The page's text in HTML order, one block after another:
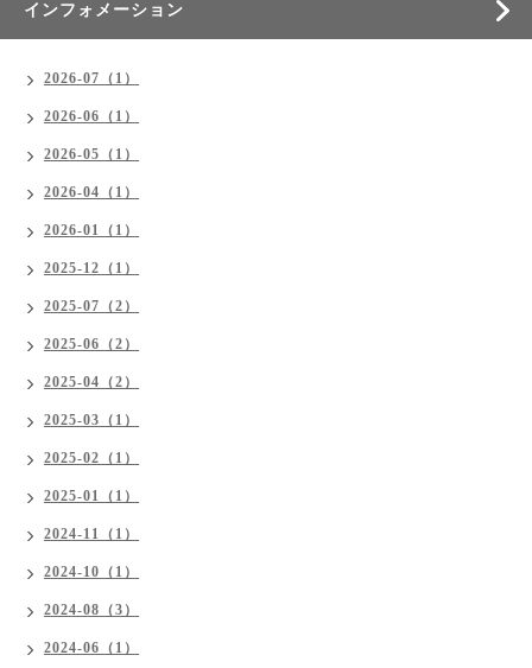
インフォメーション
2026-07（1）
2026-06（1）
2026-05（1）
2026-04（1）
2026-01（1）
2025-12（1）
2025-07（2）
2025-06（2）
2025-04（2）
2025-03（1）
2025-02（1）
2025-01（1）
2024-11（1）
2024-10（1）
2024-08（3）
2024-06（1）